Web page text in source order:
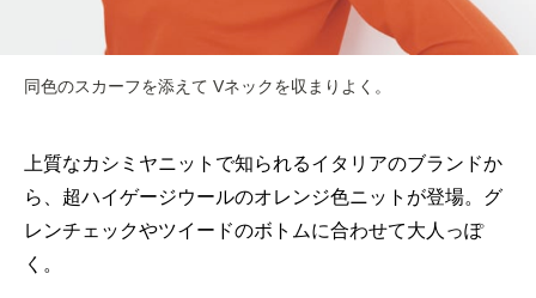
同色のスカーフを添えて Vネックを収まりよく。
上質なカシミヤニットで知られるイタリアのブランドか
ら、超ハイゲージウールのオレンジ色ニットが登場。グ
レンチェックやツイードのボトムに合わせて大人っぽ
く。